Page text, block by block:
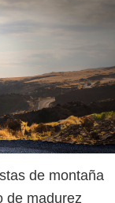
de montaña
de madurez